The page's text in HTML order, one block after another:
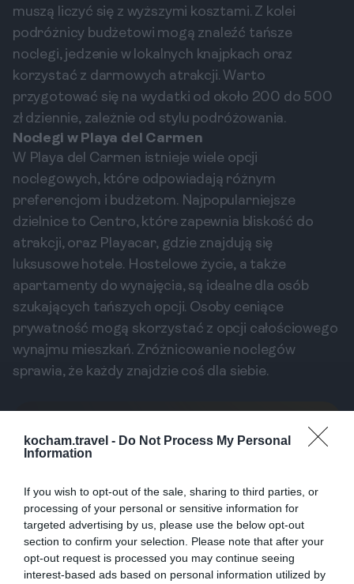
kocham.travel - Do Not Process My Personal
Information
If you wish to opt-out of the sale, sharing to third parties, or
processing of your personal or sensitive information for
targeted advertising by us, please use the below opt-out
section to confirm your selection. Please note that after your
opt-out request is processed you may continue seeing
interest-based ads based on personal information utilized by
muszą liczyć się z wyższymi kosztami. Z kolei
podróżnicy budżetowi mogą znaleźć tańsze
noclegi, jedzenie w lokalnych knajpkach oraz
korzystać z darmowych atrakcji. Warto
przygotować się na wydatki od około 200 do 500
zł dziennie, zależnie od stylu podróżowania.
Noclegi w Playa del Carmen
W Playa del Carmen istnieje wiele opcji
noclegowych, które odpowiadają różnym
preferencjom i budżetom. Najpopularniejsze
dzielnice to Centro, które zapewnia bliskość do
atrakcji, oraz Playacar, gdzie znajdują się
luksusowe hotele. Hostelowe życie, a także
apartamenty do wynajęcia, są idealne dla osób
szukających tańszych opcji. Osoby ceniące
prywatność mogą skorzystać z opcji całościowego
wynajmu mieszkań. Zróżnicowanie noclegów
sprawia, że każdy znajdzie coś dla siebie.
Popularne Kategorie
Odkryj Sucre, konstytucyjną stolicę
Boliwii. Ten przewodnik zabierze Cię w
podróż po kolonialnych uliczkach,
smakach lokalnej kuchni, historii Inków i
prehistorycznych śladach dinozaurów,
08.03.2026
2
Playa del Carmen: gdzie zjeść —
lokalne klasyki i street food?